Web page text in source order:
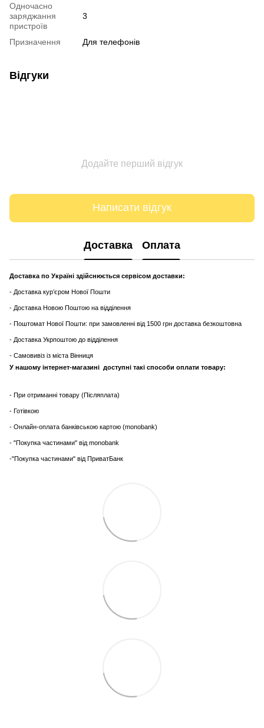
Одночасно
заряджання
пристроїв
3
Призначення Для телефонів
Відгуки
Додайте перший відгук
Написати відгук
Доставка Оплата
Доставка по Україні здійснюється сервісом доставки:
- Доставка кур’єром Нової Пошти
- Доставка Новою Поштою на відділення
- Поштомат Нової Пошти: при замовленні від 1500 грн доставка безкоштовна
- Доставка Укрпоштою до відділення
- Самовивіз із міста Вінниця
У нашому інтернет-магазині доступні такі способи оплати товару:
- При отриманні товару (Післяплата)
- Готівкою
- Онлайн-оплата банківською картою (monobank)
- "Покупка частинами" від monobank
-"Покупка частинами" від ПриватБанк